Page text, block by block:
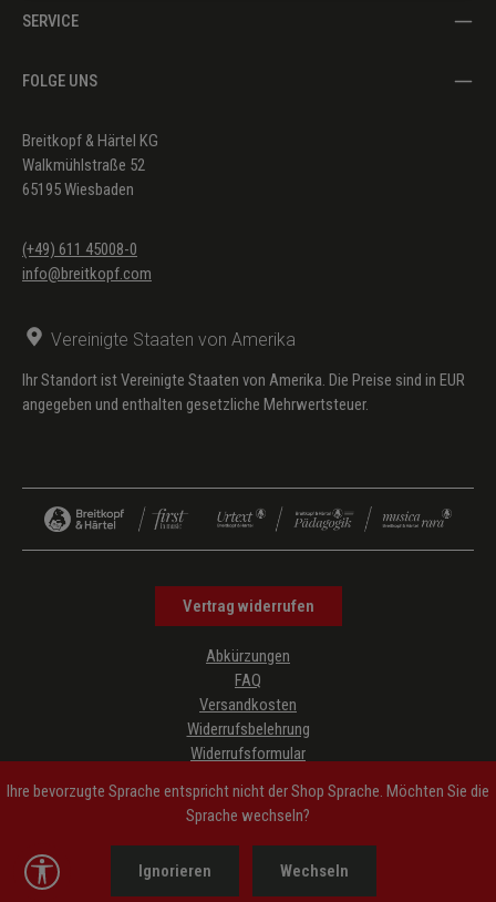
SERVICE
FOLGE UNS
Breitkopf & Härtel KG
Walkmühlstraße 52
65195 Wiesbaden
(+49) 611 45008-0
info@breitkopf.com
Vereinigte Staaten von Amerika
Ihr Standort ist Vereinigte Staaten von Amerika. Die Preise sind in EUR
angegeben und enthalten gesetzliche Mehrwertsteuer.
Vertrag widerrufen
Abkürzungen
FAQ
Versandkosten
Widerrufsbelehrung
Widerrufsformular
AGB
Impressum
Hinweise zur Barrierefreiheit
Cookie-Einstellungen
Ihre bevorzugte Sprache entspricht nicht der Shop Sprache. Möchten Sie die
Sprache wechseln?
Ignorieren Wechseln
Werkzeugleiste anzeigen